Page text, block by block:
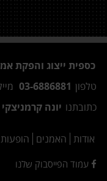
כספית ייצוג והפקת
טלפון 03-6886881
כתובתנו יונה קרמניצקי 14, קומה ג, תל אביב.
אודות האמנים הופעות
עמוד הפייסבוק שלנו